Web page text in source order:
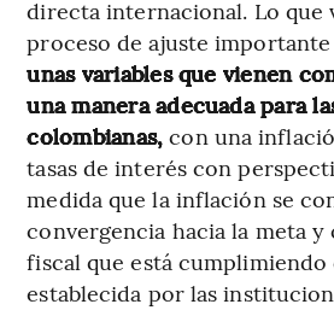
directa internacional. Lo que
proceso de ajuste
unas variables que vienen
una manera adecuada para
colombianas, con una
tasas de interés con
medida que la inflación se
convergencia hacia la meta
fiscal que está cumplimiendo
establecida por las